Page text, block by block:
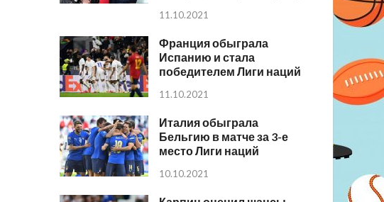
11.10.2021
Франция обыграла
Испанию и стала
победителем Лиги наций
11.10.2021
Италия обыграла
Бельгию в матче за 3-е
место Лиги наций
10.10.2021